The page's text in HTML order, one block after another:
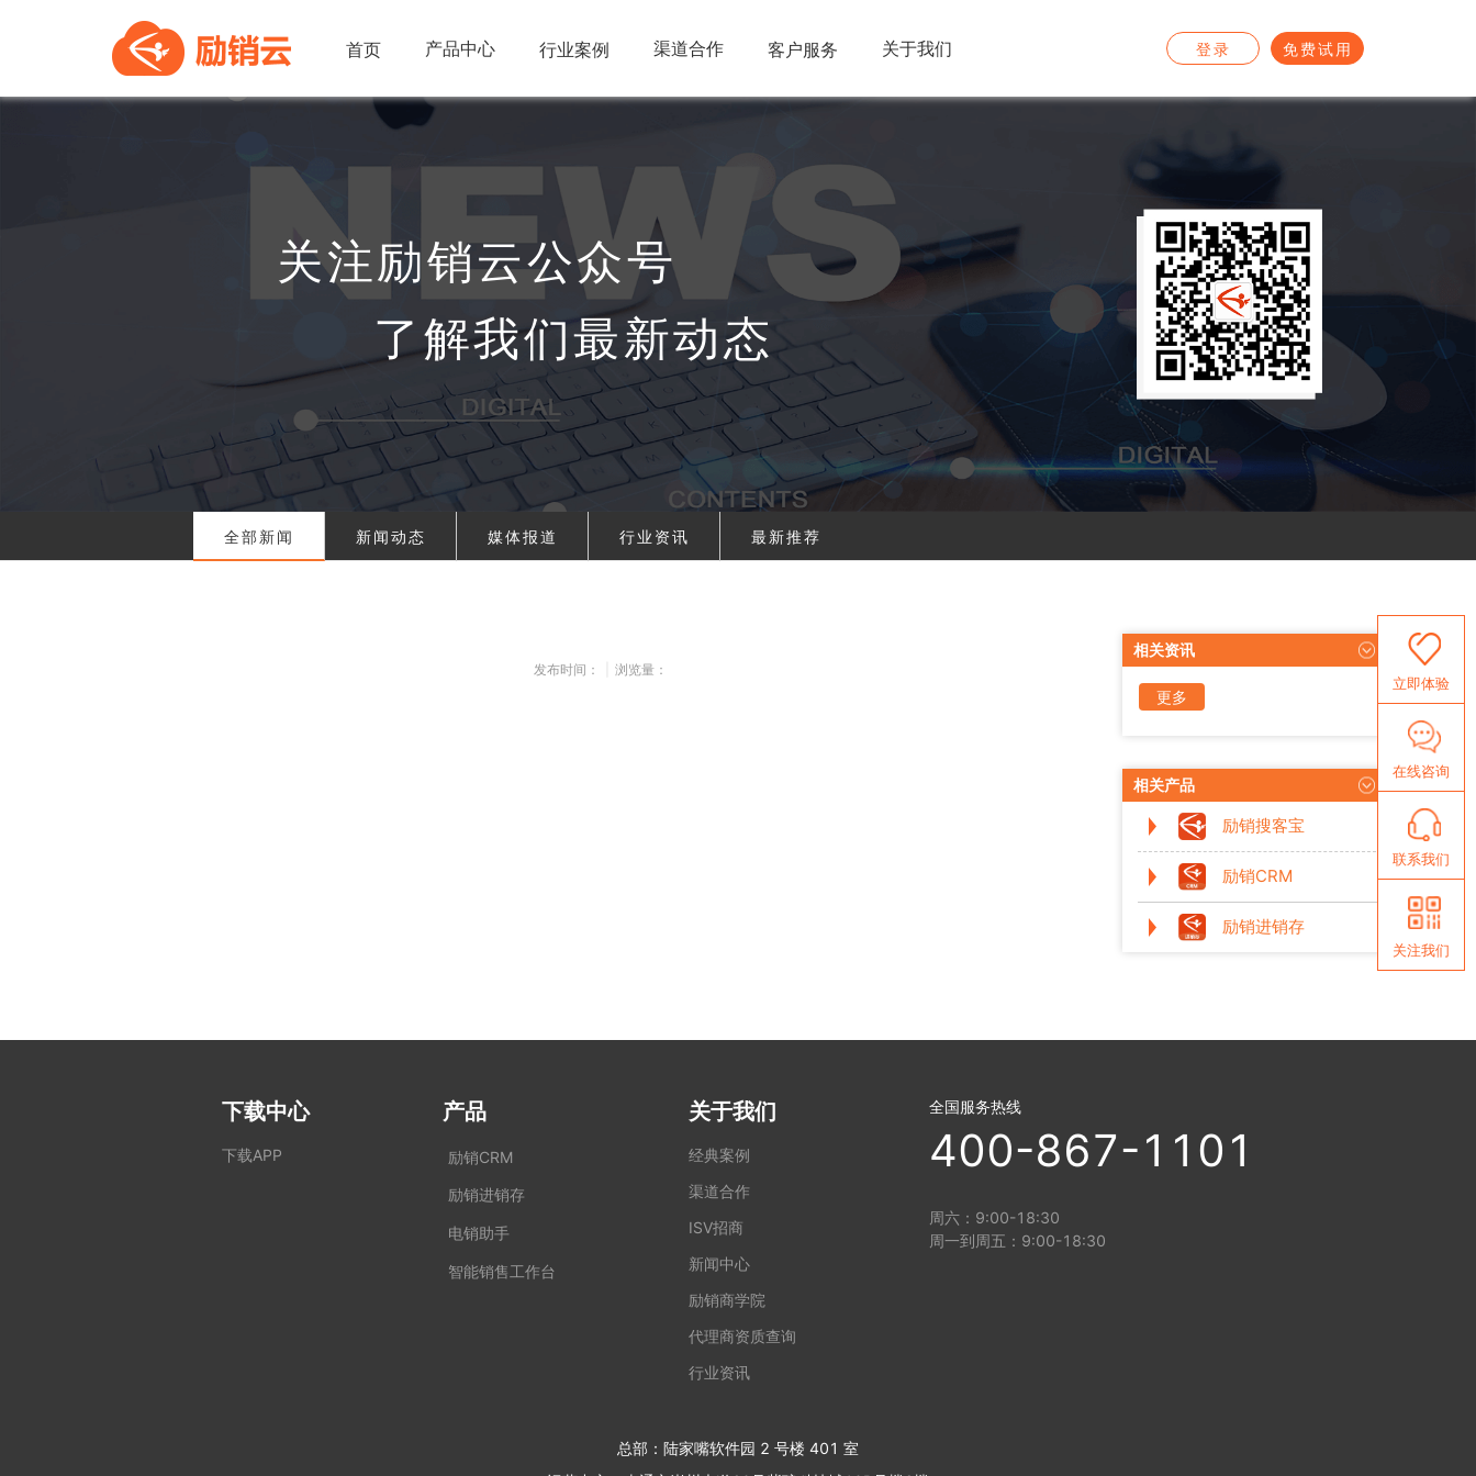
登录 免费试用
首页 产品中心 行业案例 渠道合作 客户服务 关于我们
关注励销云公众号
了解我们最新动态
全部新闻 新闻动态 媒体报道 行业资讯 最新推荐
发布时间： 浏览量：
相关资讯
更多
相关产品
励销搜客宝
励销CRM
励销进销存
下载中心
下载APP
产品
励销CRM
励销进销存
电销助手
智能销售工作台
关于我们
经典案例
渠道合作
ISV招商
新闻中心
励销商学院
代理商资质查询
行业资讯
全国服务热线
400-867-1101
周六：9:00-18:30
周一到周五：9:00-18:30
总部：陆家嘴软件园 2 号楼 401 室
立即体验
在线咨询
联系我们
关注我们